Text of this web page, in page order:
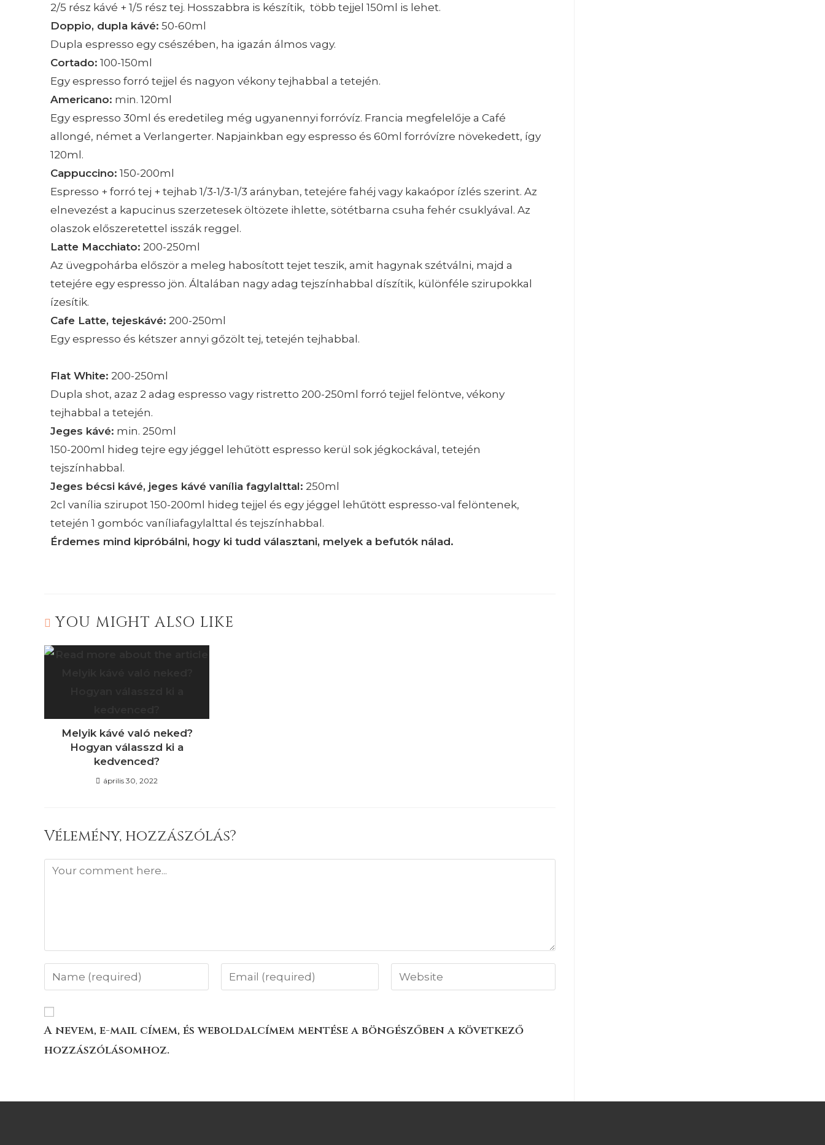
2/5 rész kávé + 1/5 rész tej. Hosszabbra is készítik, több tejjel 150ml is lehet.
Doppio, dupla kávé: 50-60ml
Dupla espresso egy csészében, ha igazán álmos vagy.
Cortado: 100-150ml
Egy espresso forró tejjel és nagyon vékony tejhabbal a tetején.
Americano: min. 120ml
Egy espresso 30ml és eredetileg még ugyanennyi forróvíz. Francia megfelelője a Café
allongé, német a Verlangerter. Napjainkban egy espresso és 60ml forróvízre növekedett, így
120ml.
Cappuccino: 150-200ml
Espresso + forró tej + tejhab 1/3-1/3-1/3 arányban, tetejére fahéj vagy kakaópor ízlés szerint. Az
elnevezést a kapucinus szerzetesek öltözete ihlette, sötétbarna csuha fehér csuklyával. Az
olaszok előszeretettel isszák reggel.
Latte Macchiato: 200-250ml
Az üvegpohárba először a meleg habosított tejet teszik, amit hagynak szétválni, majd a
tetejére egy espresso jön. Általában nagy adag tejszínhabbal díszítik, különféle szirupokkal
ízesítik.
Cafe Latte, tejeskávé: 200-250ml
Egy espresso és kétszer annyi gőzölt tej, tetején tejhabbal.
Flat White: 200-250ml
Dupla shot, azaz 2 adag espresso vagy ristretto 200-250ml forró tejjel felöntve, vékony
tejhabbal a tetején.
Jeges kávé: min. 250ml
150-200ml hideg tejre egy jéggel lehűtött espresso kerül sok jégkockával, tetején
tejszínhabbal.
Jeges bécsi kávé, jeges kávé vanília fagylalttal: 250ml
2cl vanília szirupot 150-200ml hideg tejjel és egy jéggel lehűtött espresso-val felöntenek,
tetején 1 gombóc vaníliafagylalttal és tejszínhabbal.
Érdemes mind kipróbálni, hogy ki tudd választani, melyek a befutók nálad.
YOU MIGHT ALSO LIKE
Melyik kávé való neked?
Hogyan válasszd ki a
kedvenced?
április 30, 2022
Vélemény, hozzászólás?
A nevem, e-mail címem, és weboldalcímem mentése a böngészőben a következő
hozzászólásomhoz.